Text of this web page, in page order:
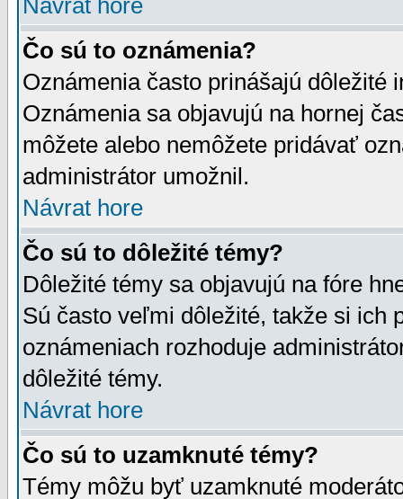
Návrat hore
Čo sú to oznámenia?
Oznámenia často prinášajú dôležité
Oznámenia sa objavujú na hornej
môžete alebo nemôžete pridávať
administrátor umožnil.
Návrat hore
Čo sú to dôležité témy?
Dôležité témy sa objavujú na fóre
Sú často veľmi dôležité, takže si ich
oznámeniach rozhoduje
dôležité témy.
Návrat hore
Čo sú to uzamknuté témy?
Témy môžu byť uzamknuté